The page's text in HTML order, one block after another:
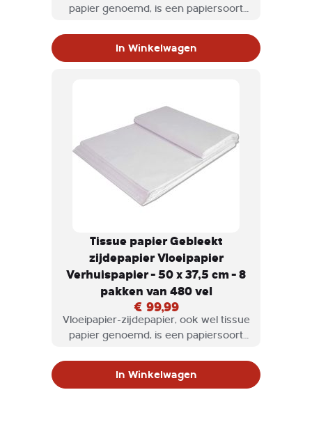
papier genoemd, is een papiersoort
breekbare goederen.
In Winkelwagen
Tissue papier Gebleekt
zijdepapier Vloeipapier
Verhuispapier - 50 x 37,5 cm - 8
pakken van 480 vel
€ 99,99
Vloeipapier-zijdepapier, ook wel tissue
papier genoemd, is een papiersoort
breekbare goederen.
In Winkelwagen